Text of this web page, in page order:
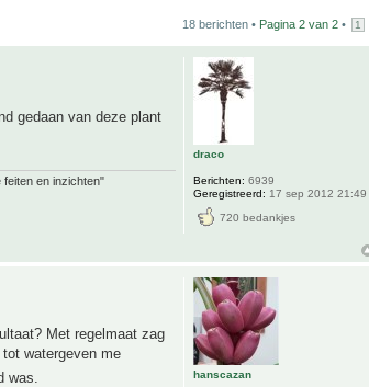
18 berichten • Pagina 2 van 2 • 1
gedaan van deze plant
feiten en inzichten"
draco
Berichten: 6939
Geregistreerd: 17 sep 2012 21:49
720 bedankjes
Met regelmaat zag
watergeven me
was.
hanscazan